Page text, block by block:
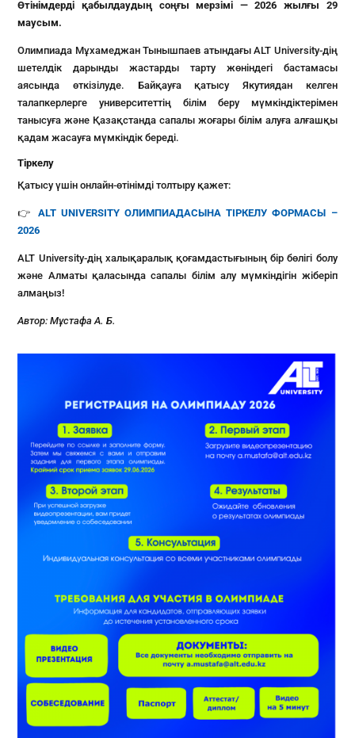
Өтінімдерді қабылдаудың соңғы мерзімі — 2026 жылғы 29
маусым.
Олимпиада Мұхамеджан Тынышпаев атындағы ALT University-дің
шетелдік дарынды жастарды тарту жөніндегі бастамасы
аясында өткізілуде. Байқауға қатысу Якутиядан келген
талапкерлерге университеттің білім беру мүмкіндіктерімен
танысуға және Қазақстанда сапалы жоғары білім алуға алғашқы
қадам жасауға мүмкіндік береді.
Тіркелу
Қатысу үшін онлайн-өтінімді толтыру қажет:
👉 ALT UNIVERSITY ОЛИМПИАДАСЫНА ТІРКЕЛУ ФОРМАСЫ –
2026
ALT University-дің халықаралық қоғамдастығының бір бөлігі болу
және Алматы қаласында сапалы білім алу мүмкіндігін жіберіп
алмаңыз!
Автор: Мұстафа А. Б.